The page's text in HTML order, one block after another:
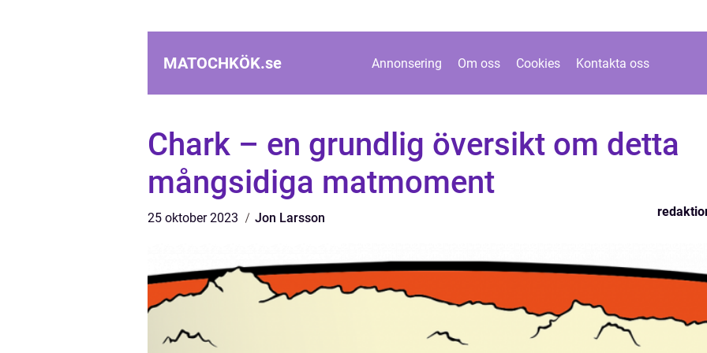
MATOCHKÖK.se Annonsering Om oss Cookies Kontakta oss
Chark – en grundlig översikt om detta
mångsidiga matmoment
25 oktober 2023 Jon Larsson